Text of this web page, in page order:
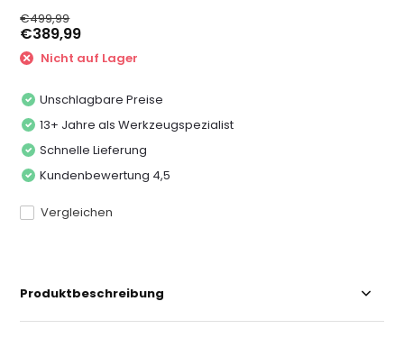
€499,99
€389,99
Nicht auf Lager
Unschlagbare Preise
13+ Jahre als Werkzeugspezialist
Schnelle Lieferung
Kundenbewertung 4,5
Vergleichen
Produktbeschreibung